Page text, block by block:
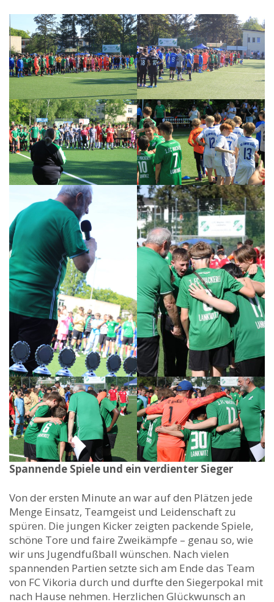
Spannende Spiele und ein verdienter Sieger
Von der ersten Minute an war auf den Plätzen jede
Menge Einsatz, Teamgeist und Leidenschaft zu
spüren. Die jungen Kicker zeigten packende Spiele,
schöne Tore und faire Zweikämpfe – genau so, wie
wir uns Jugendfußball wünschen. Nach vielen
spannenden Partien setzte sich am Ende das Team
von FC Vikoria durch und durfte den Siegerpokal mit
nach Hause nehmen. Herzlichen Glückwunsch an